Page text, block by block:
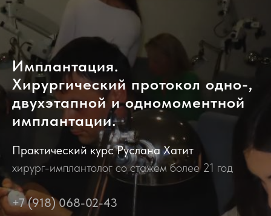
Имплантация.
Хирургический протокол одно-,
двухэтапной и одномоментной
имплантации.
Практический курс Руслана Хатит
хирург-имплантолог со стажем более 21 год
+7 (918) 068-02-43